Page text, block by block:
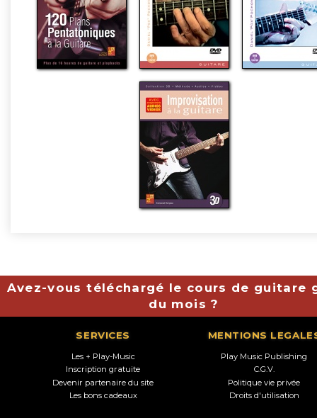
Avez-vous téléchargé le cours de guitare
du mois ?
SERVICES
Les + Play-Music
Inscription gratuite
Devenir partenaire du site
Les bons cadeaux
MENTIONS
Play Music Publishing
C.G.V.
Politique vie privée
Droits d'utilisation